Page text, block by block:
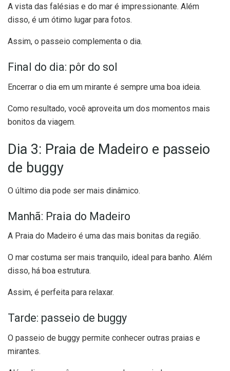
A vista das falésias e do mar é impressionante. Além
disso, é um ótimo lugar para fotos.
Assim, o passeio complementa o dia.
Final do dia: pôr do sol
Encerrar o dia em um mirante é sempre uma boa ideia.
Como resultado, você aproveita um dos momentos mais
bonitos da viagem.
Dia 3: Praia de Madeiro e passeio
de buggy
O último dia pode ser mais dinâmico.
Manhã: Praia do Madeiro
A Praia do Madeiro é uma das mais bonitas da região.
O mar costuma ser mais tranquilo, ideal para banho. Além
disso, há boa estrutura.
Assim, é perfeita para relaxar.
Tarde: passeio de buggy
O passeio de buggy permite conhecer outras praias e
mirantes.